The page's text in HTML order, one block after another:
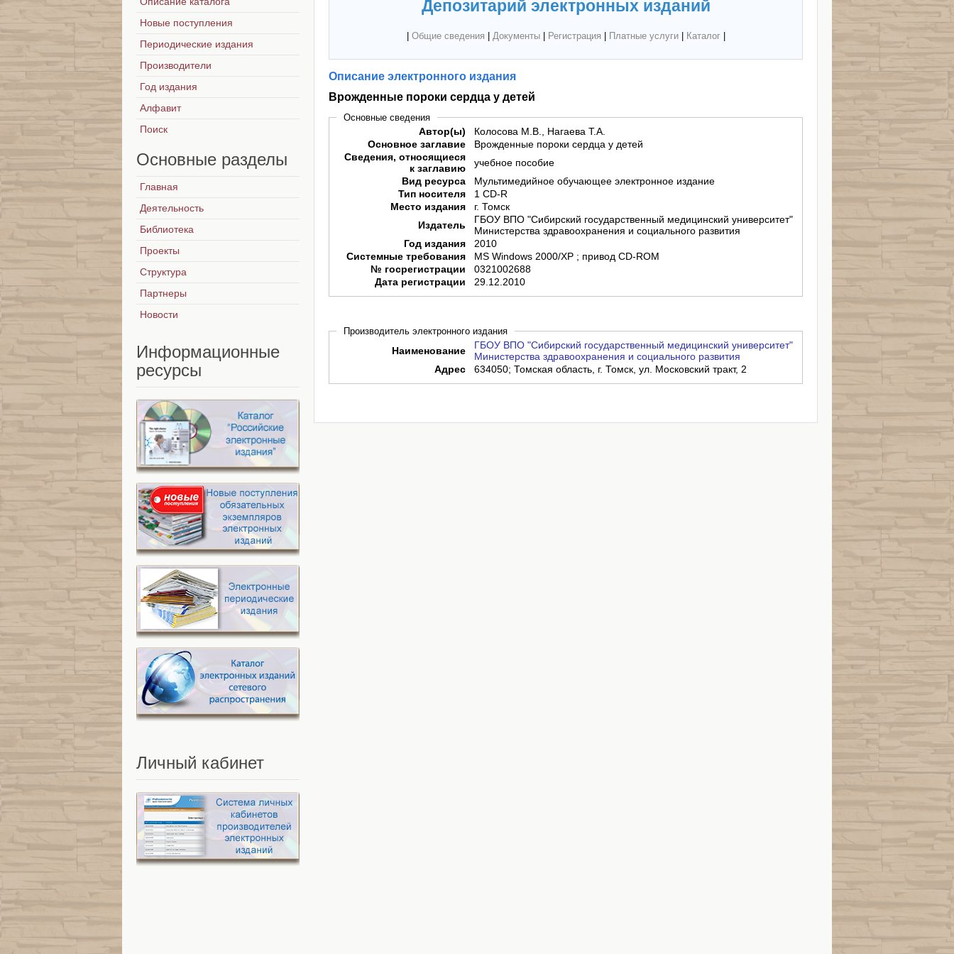
Депозитарий электронных изданий
Общие сведения Документы| Регистрация Платные услуги| Каталог|
Описание электронного издания
Врожденные пороки сердца у детей
Основные сведения
Автор(ы)
Колосова М.В., Нагаева Т.А.
Основное заглавие
Врожденные пороки сердца у детей
Сведения, относящиеся
к заглавию
учебное пособие
Вид ресурса
Мультимедийное обучающее электронное издание
Тип носителя
1 CD-R
Место издания
г. Томск
Издатель
ГБОУ ВПО "Сибирский государственный медицинский университет"
Министерства здравоохранения и социального развития
Год издания
2010
Системные требования
MS Windows 2000/XP ; привод CD-ROM
№ госрегистрации
0321002688
Дата регистрации
29.12.2010
Производитель электронного издания
Наименование
ГБОУ ВПО "Сибирский государственный медицинский университет"
Министерства здравоохранения и социального развития
Адрес
634050; Томская область, г. Томск, ул. Московский тракт, 2
Новые поступления
Периодические издания
Производители
Год издания
Алфавит
Поиск
Основные разделы
Главная
Деятельность
Библиотека
Проекты
Структура
Партнеры
Новости
Информационные
ресурсы
Личный кабинет